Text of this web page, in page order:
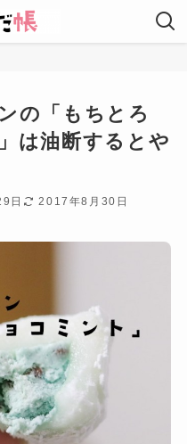
の「もちとろ
は油断するとや
日 2017年8月30日